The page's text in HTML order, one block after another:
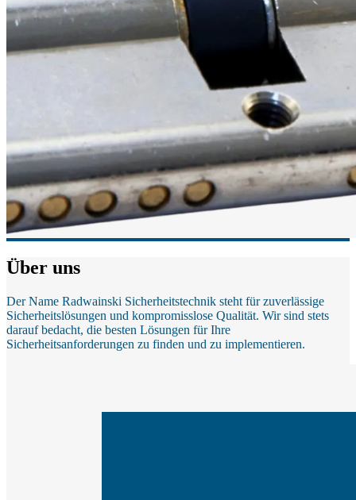
Über uns
Der Name Radwainski Sicherheitstechnik steht für zuverlässige
Sicherheitslösungen und kompromisslose Qualität. Wir sind stets
darauf bedacht, die besten Lösungen für Ihre
Sicherheitsanforderungen zu finden und zu implementieren.